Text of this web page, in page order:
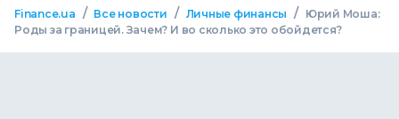
Finance.ua / Все новости / Личные финансы /
Юрий Моша:
Роды за границей. Зачем? И во сколько это обойдется?